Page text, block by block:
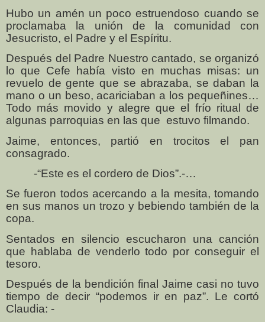
Hubo un amén un poco estruendoso cuando se
proclamaba la unión de la comunidad con
Jesucristo, el Padre y el Espíritu.
Después del Padre Nuestro cantado, se organizó
lo que Cefe había visto en muchas misas: un
revuelo de gente que se abrazaba, se daban la
mano o un beso, acariciaban a los pequeñines…
Todo más movido y alegre que el frío ritual de
algunas parroquias en las que estuvo filmando.
Jaime, entonces, partió en trocitos el pan
consagrado.
-“Este es el cordero de Dios”.-…
Se fueron todos acercando a la mesita, tomando
en sus manos un trozo y bebiendo también de la
copa.
Sentados en silencio escucharon una canción
que hablaba de venderlo todo por conseguir el
tesoro.
Después de la bendición final Jaime casi no tuvo
tiempo de decir “podemos ir en paz”. Le cortó
Claudia: -